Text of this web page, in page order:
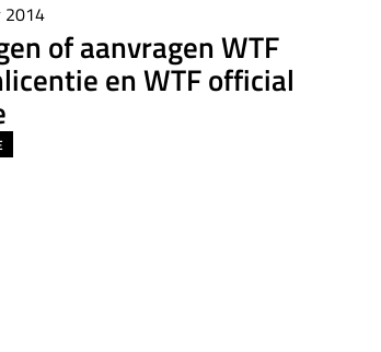
2014
of aanvragen WTF
en WTF official